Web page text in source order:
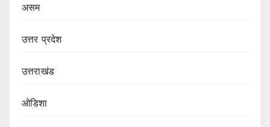
असम
उत्तर प्रदेश
उत्तराखंड
ओडिशा